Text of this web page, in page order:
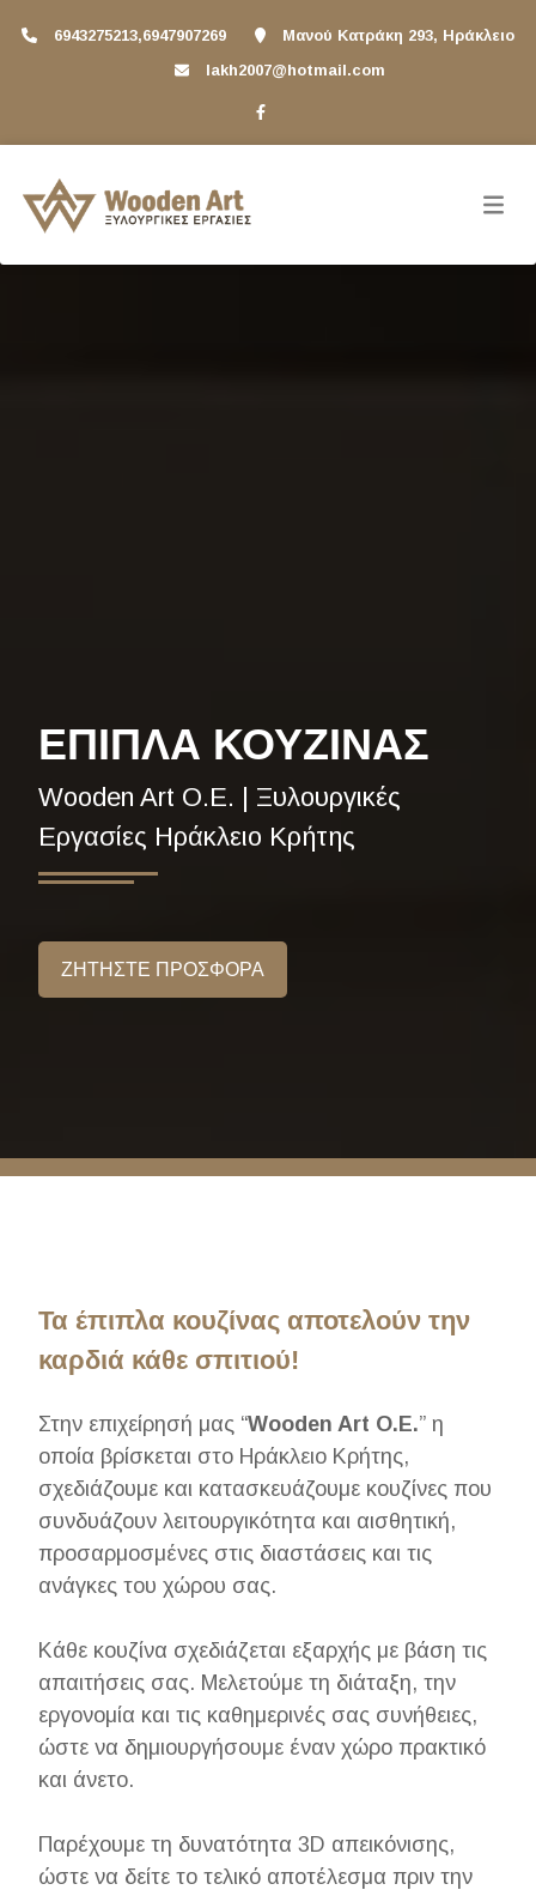
6943275213,6947907269
Μανού Κατράκη 293, Ηράκλειο
lakh2007@hotmail.com
ΕΠΙΠΛΑ ΚΟΥΖΙΝΑΣ
Wooden Art Ο.Ε. | Ξυλουργικές
Εργασίες Ηράκλειο Κρήτης
ΖΗΤΗΣΤΕ ΠΡΟΣΦΟΡΑ
Τα έπιπλα κουζίνας αποτελούν την
καρδιά κάθε σπιτιού!
Στην επιχείρησή μας “Wooden Art Ο.Ε.” η
οποία βρίσκεται στο Ηράκλειο Κρήτης,
σχεδιάζουμε και κατασκευάζουμε κουζίνες που
συνδυάζουν λειτουργικότητα και αισθητική,
προσαρμοσμένες στις διαστάσεις και τις
ανάγκες του χώρου σας.
Κάθε κουζίνα σχεδιάζεται εξαρχής με βάση τις
απαιτήσεις σας. Μελετούμε τη διάταξη, την
εργονομία και τις καθημερινές σας συνήθειες,
ώστε να δημιουργήσουμε έναν χώρο πρακτικό
και άνετο.
Παρέχουμε τη δυνατότητα 3D απεικόνισης,
ώστε να δείτε το τελικό αποτέλεσμα πριν την